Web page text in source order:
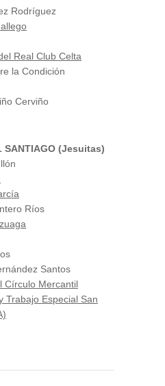
Rodríguez
Real Club Celta
la Condición
Cerviño
SANTIAGO (Jesuitas)
Ríos
Santos
Círculo Mercantil
Trabajo Especial San